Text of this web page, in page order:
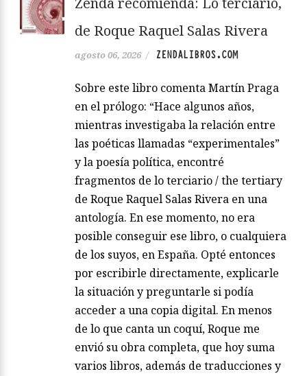
de Roque Raquel Salas Rivera
agosto 06, 2026 / ZENDALIBROS.COM
Sobre este libro comenta Martín Praga
en el prólogo: “Hace algunos años,
mientras investigaba la relación entre
las poéticas llamadas “experimentales”
y la poesía política, encontré
fragmentos de lo terciario / the tertiary
de Roque Raquel Salas Rivera en una
antología. En ese momento, no era
posible conseguir ese libro, o cualquiera
de los suyos, en España. Opté entonces
por escribirle directamente, explicarle
la situación y preguntarle si podía
acceder a una copia digital. En menos
de lo que canta un coquí, Roque me
envió su obra completa, que hoy suma
varios libros, además de traducciones y